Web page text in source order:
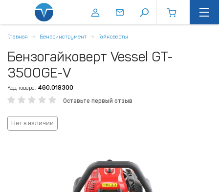
Главная Бензоинструмент Гайковерты
Бензогайковерт Vessel GT-
3500GE-V
Код товара: 460.018300
Оставьте первый отзыв
Нет в наличии